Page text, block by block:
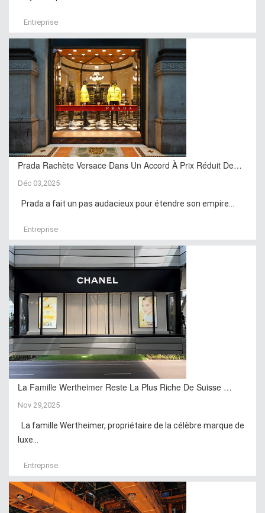
Entreprise
Prada Rachète Versace Dans Un Accord À Prix Réduit De…
Déc 03,2025
Prada a fait un pas audacieux pour étendre son empire...
Entreprise
La Famille Wertheimer Reste La Plus Riche De Suisse …
Nov 29,2025
La famille Wertheimer, propriétaire de la célèbre marque de
luxe...
Entreprise